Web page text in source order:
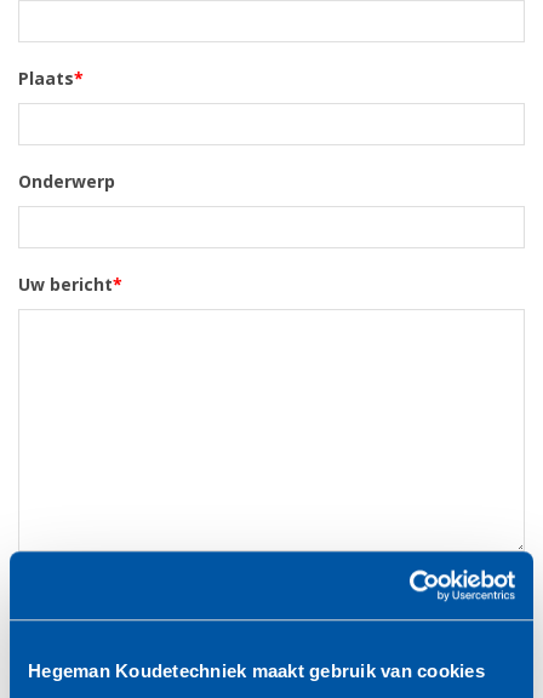
Hegeman Koudetechniek maakt gebruik van cookies
Plaats*
Onderwerp
Uw bericht*
Ik ga akkoord met de verwerking van mijn
privacy beschermen en respecteren, verwijzen we je graag naar